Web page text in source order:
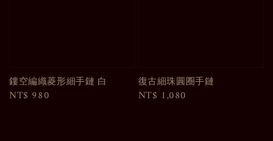
鏤空編織菱形細手鏈 白
Regular
NT$ 980
復古細珠圓圈手鏈
Regular
NT$ 1,080